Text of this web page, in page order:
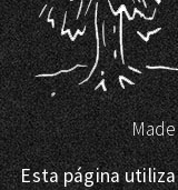
Esta página